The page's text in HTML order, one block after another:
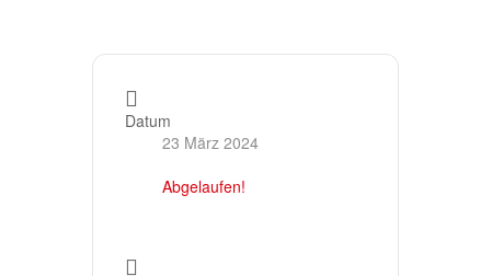
Datum
23 März 2024
Abgelaufen!